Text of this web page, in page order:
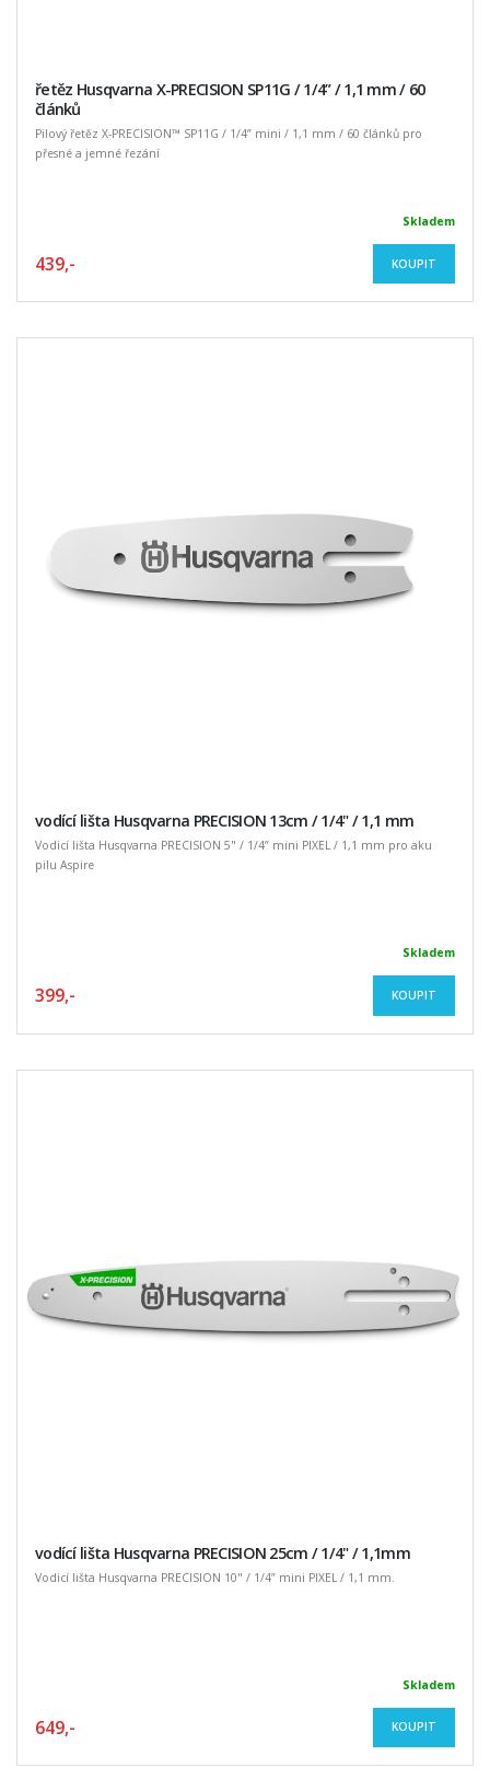
řetěz Husqvarna X-PRECISION SP11G / 1/4” / 1,1 mm / 60
článků
Pilový řetěz X-PRECISION™ SP11G / 1/4” mini / 1,1 mm / 60 článků pro
přesné a jemné řezání
Skladem
439,- KOUPIT
vodící lišta Husqvarna PRECISION 13cm / 1/4" / 1,1 mm
Vodicí lišta Husqvarna PRECISION 5" / 1/4” mini PIXEL / 1,1 mm pro aku
pilu Aspire
Skladem
399,- KOUPIT
vodící lišta Husqvarna PRECISION 25cm / 1/4" / 1,1mm
Vodicí lišta Husqvarna PRECISION 10" / 1/4” mini PIXEL / 1,1 mm.
Skladem
649,- KOUPIT